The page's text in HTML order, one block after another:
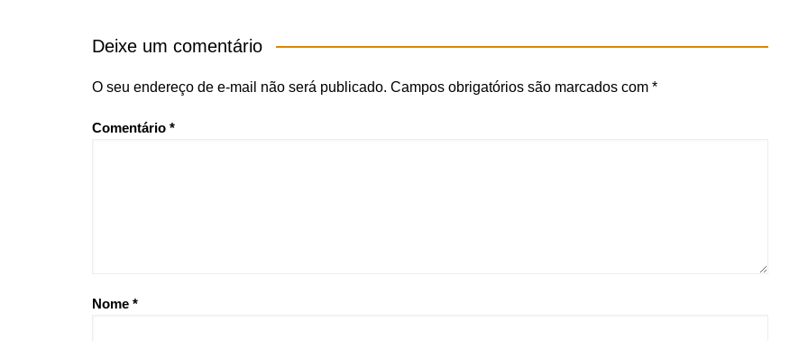
Deixe um comentário
O seu endereço de e-mail não será publicado. Campos obrigatórios são marcados com *
Comentário *
Nome *